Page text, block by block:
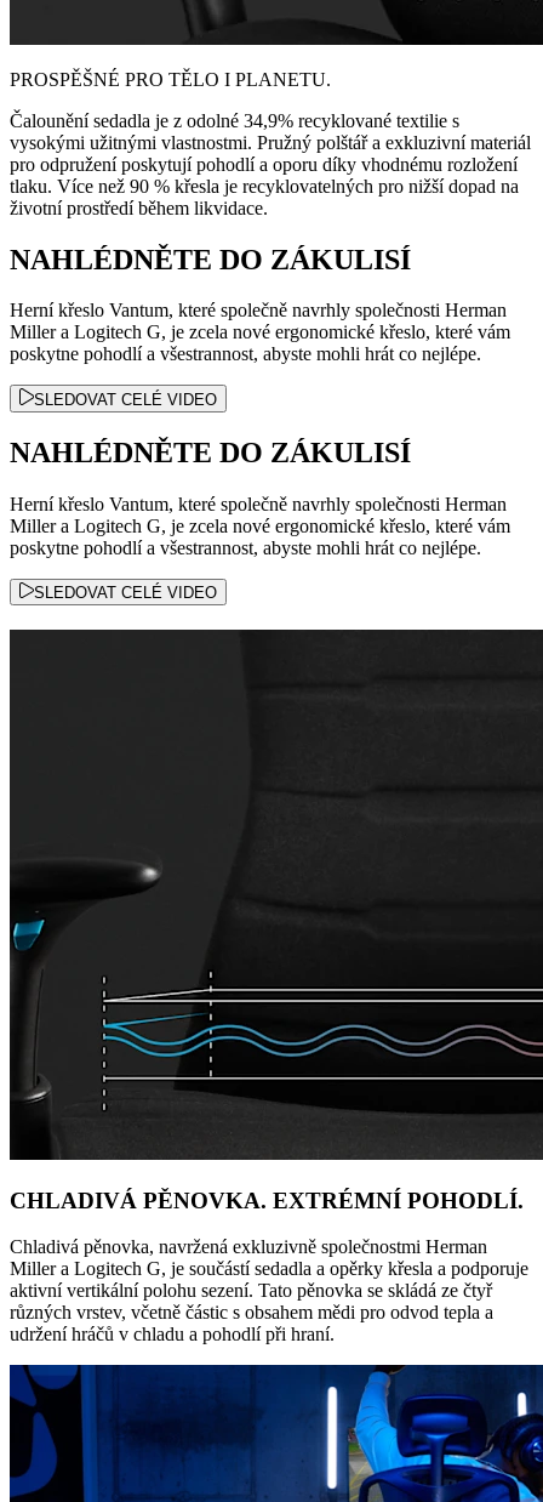
PROSPĚŠNÉ PRO TĚLO I PLANETU.
Čalounění sedadla je z odolné 34,9% recyklované textilie s
vysokými užitnými vlastnostmi. Pružný polštář a exkluzivní materiál
pro odpružení poskytují pohodlí a oporu díky vhodnému rozložení
tlaku. Více než 90 % křesla je recyklovatelných pro nižší dopad na
životní prostředí během likvidace.
NAHLÉDNĚTE DO ZÁKULISÍ
Herní křeslo Vantum, které společně navrhly společnosti Herman
Miller a Logitech G, je zcela nové ergonomické křeslo, které vám
poskytne pohodlí a všestrannost, abyste mohli hrát co nejlépe.
SLEDOVAT CELÉ VIDEO
NAHLÉDNĚTE DO ZÁKULISÍ
Herní křeslo Vantum, které společně navrhly společnosti Herman
Miller a Logitech G, je zcela nové ergonomické křeslo, které vám
poskytne pohodlí a všestrannost, abyste mohli hrát co nejlépe.
SLEDOVAT CELÉ VIDEO
CHLADIVÁ PĚNOVKA. EXTRÉMNÍ POHODLÍ.
Chladivá pěnovka, navržená exkluzivně společnostmi Herman
Miller a Logitech G, je součástí sedadla a opěrky křesla a podporuje
aktivní vertikální polohu sezení. Tato pěnovka se skládá ze čtyř
různých vrstev, včetně částic s obsahem mědi pro odvod tepla a
udržení hráčů v chladu a pohodlí při hraní.